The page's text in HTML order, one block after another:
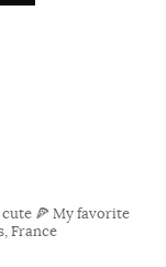
cute 🍕 My favorite
France